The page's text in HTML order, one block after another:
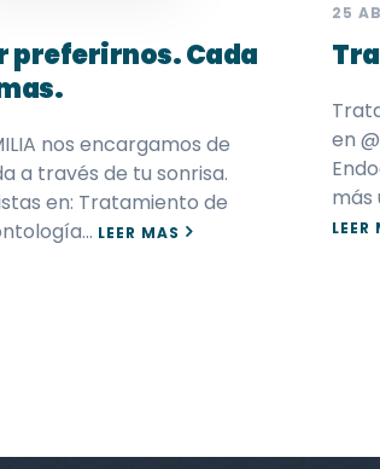
preferirnos. Cada
nos encargamos de
a través de tu sonrisa.
en: Tratamiento de
LEER MAS
25
en
más
LEER